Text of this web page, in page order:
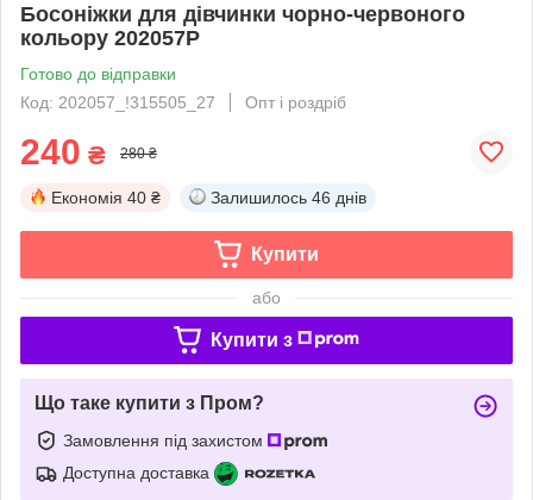
Босоніжки для дівчинки чорно-червоного
кольору 202057P
Готово до відправки
Код: 202057_!315505_27
Опт і роздріб
240 ₴ 280 ₴
Економія 40 ₴ Залишилось 46 днів
Купити
або
Купити з
Що таке купити з Пром?
Замовлення під захистом
Доступна доставка